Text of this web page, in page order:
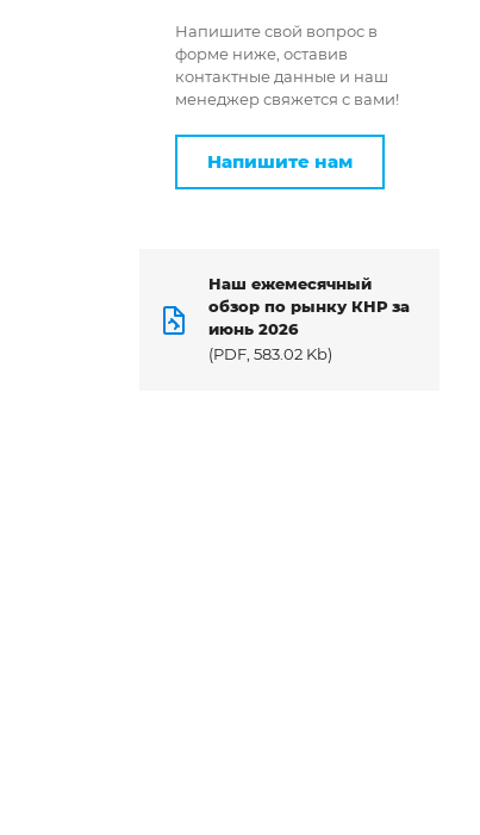
Напишите свой вопрос в
форме ниже, оставив
контактные данные и наш
менеджер свяжется с вами!
Напишите нам
Наш ежемесячный
обзор по рынку КНР за
июнь 2026
(PDF, 583.02 Kb)